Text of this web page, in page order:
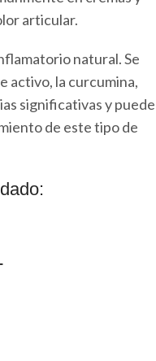
articular.
natural. Se
activo, la curcumina,
significativas y puede
de este tipo de